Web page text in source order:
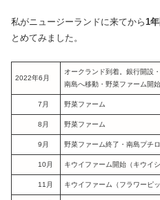
私がニュージーランドに来てから 1
とめてみました。
2022年6月
オークランド到着。銀行開設
南島へ移動・野菜ファーム開始
7月 野菜ファーム
8月 野菜ファーム
9月 野菜ファーム終了・南島プチ
10月 キウイファーム開始（キウイシ
11月 キウイファーム（フラワーピッ